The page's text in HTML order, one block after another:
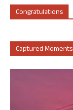
Congratulations
Captured Moments